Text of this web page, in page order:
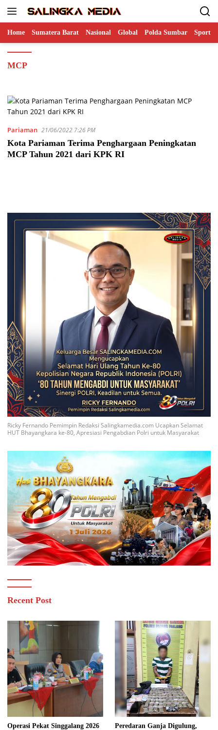
Home Sumatera Barat Nasional Global Polda Sumbar Sports
MCP
Pariaman 21/06/2022 7:26 PM
Kota Pariaman Terima Penghargaan Peningkatan
MCP Tahun 2021 dari KPK RI
Ricky Fernando Pemimpin Redaksi Salingkamedia.com Ucapkan Selamat
HUT Bhayangkara ke-80, Apresiasi Pengabdian Polri untuk Masyarakat
Recent Post
Operasi Pekat Singgalang 2026
Peredaran Ganja Digulung,